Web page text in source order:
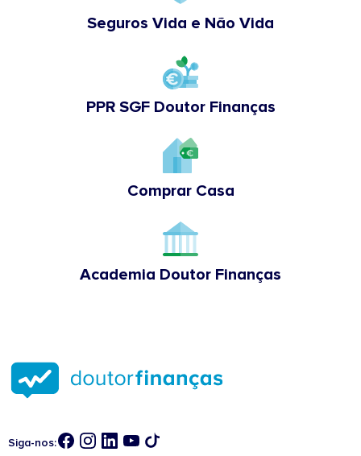
Seguros Vida e Não Vida
PPR SGF Doutor Finanças
Comprar Casa
Academia Doutor Finanças
Siga-nos: